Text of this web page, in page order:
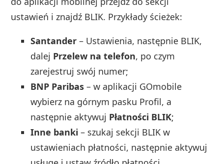
ustawień i znajdź BLIK. Przykłady ścieżek:
Santander – Ustawienia, następnie BLIK,
dalej Przelew na telefon, po czym
zarejestruj swój numer;
BNP Paribas – w aplikacji GOmobile
wybierz na górnym pasku Profil, a
następnie aktywuj Płatności BLIK;
Inne banki – szukaj sekcji BLIK w
ustawieniach płatności, następnie aktywuj